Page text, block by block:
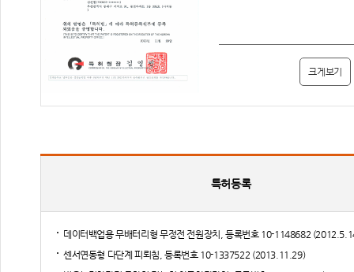
크게보기
특허등록
데이터백업용 무배터리형 무정전 전원장치, 등록번호 10-1148682
센서연동형 다단계 피뢰침, 등록번호 10-1337522 (2013.11.29)